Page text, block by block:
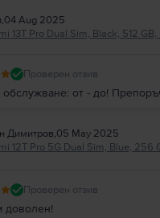
,04 Aug 2025
13T Pro Dual Sim, Black, 512 GB,
Проверен отзив
обслужване: от - до!
Димитров,05 May 2025
12T Pro 5G Dual Sim, Blue, 256
Проверен отзив
доволен!